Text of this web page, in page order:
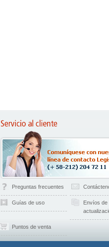
Preguntas frecuentes
Guías de uso
Envíos de
Puntos de venta